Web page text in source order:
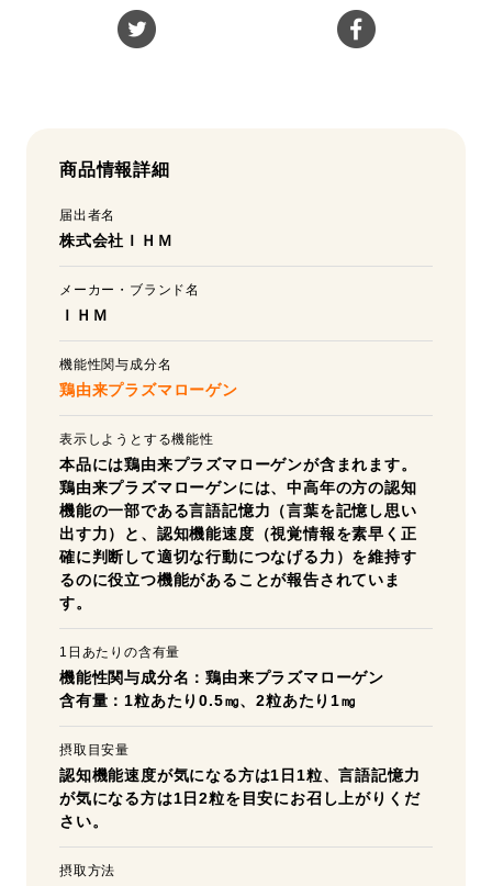
商品情報詳細
届出者名
株式会社ＩＨＭ
メーカー・ブランド名
ＩＨＭ
機能性関与成分名
鶏由来プラズマローゲン
表示しようとする機能性
本品には鶏由来プラズマローゲンが含まれます。
鶏由来プラズマローゲンには、中高年の方の認知
機能の一部である言語記憶力（言葉を記憶し思い
出す力）と、認知機能速度（視覚情報を素早く正
確に判断して適切な行動につなげる力）を維持す
るのに役立つ機能があることが報告されていま
す。
1日あたりの含有量
機能性関与成分名：鶏由来プラズマローゲン
含有量：1粒あたり0.5㎎、2粒あたり1㎎
摂取目安量
認知機能速度が気になる方は1日1粒、言語記憶力
が気になる方は1日2粒を目安にお召し上がりくだ
さい。
摂取方法